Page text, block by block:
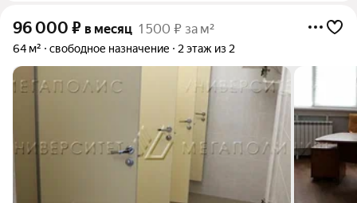
96 000 ₽ в месяц 1 500 ₽ за м²
64 м² свободное назначение 2 этаж из 2